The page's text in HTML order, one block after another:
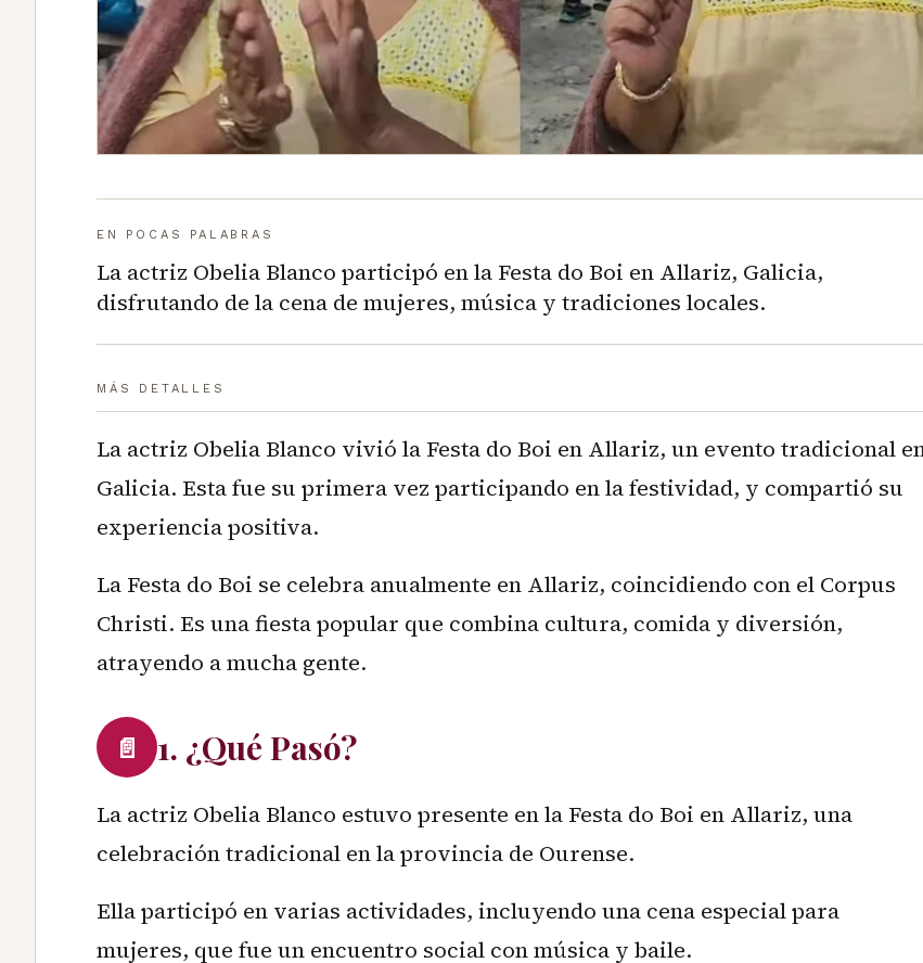
EN POCAS PALABRAS
La actriz Obelia Blanco participó en la Festa do Boi en Allariz, Galicia,
disfrutando de la cena de mujeres, música y tradiciones locales.
MÁS DETALLES
La actriz Obelia Blanco vivió la Festa do Boi en Allariz, un evento tradicional
Galicia. Esta fue su primera vez participando en la festividad, y compartió su
experiencia positiva.
La Festa do Boi se celebra anualmente en Allariz, coincidiendo con el Corpus
Christi. Es una fiesta popular que combina cultura, comida y diversión,
atrayendo a mucha gente.
📄 1. ¿Qué Pasó?
La actriz Obelia Blanco estuvo presente en la Festa do Boi en Allariz, una
celebración tradicional en la provincia de Ourense.
Ella participó en varias actividades, incluyendo una cena especial para
mujeres, que fue un encuentro social con música y baile.